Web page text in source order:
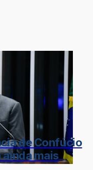
de Confúcio
mais